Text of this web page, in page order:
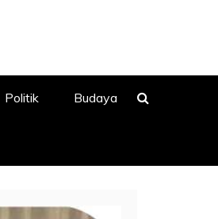
Politik Budaya